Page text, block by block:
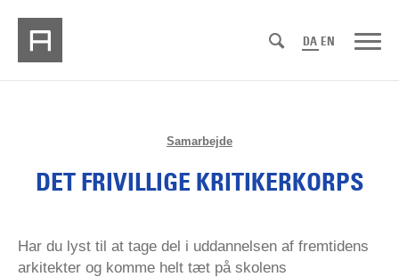
DA EN
Samarbejde
DET FRIVILLIGE KRITIKERKORPS
Har du lyst til at tage del i uddannelsen af fremtidens
arkitekter og komme helt tæt på skolens